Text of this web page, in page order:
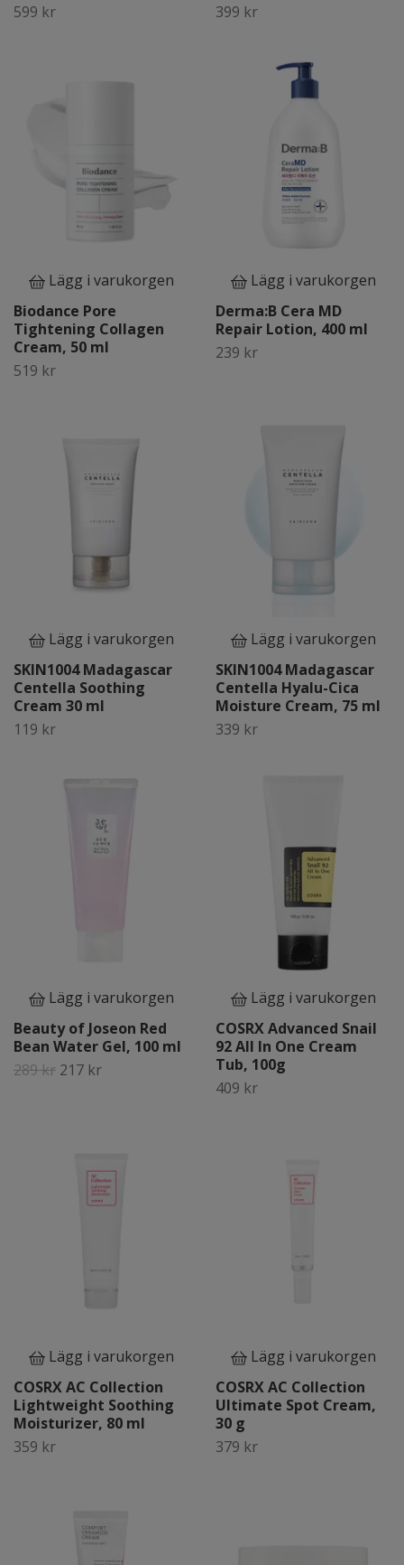
599 kr
399 kr
Lägg i varukorgen
Biodance Pore
Tightening Collagen
Cream, 50 ml
519 kr
Lägg i varukorgen
Derma:B Cera MD
Repair Lotion, 400 ml
239 kr
Lägg i varukorgen
SKIN1004 Madagascar
Centella Soothing
Cream 30 ml
119 kr
Lägg i varukorgen
SKIN1004 Madagascar
Centella Hyalu-Cica
Moisture Cream, 75 ml
339 kr
Lägg i varukorgen
Beauty of Joseon Red
Bean Water Gel, 100 ml
289 kr 217 kr
Lägg i varukorgen
COSRX Advanced Snail
92 All In One Cream
Tub, 100g
409 kr
Lägg i varukorgen
COSRX AC Collection
Lightweight Soothing
Moisturizer, 80 ml
359 kr
Lägg i varukorgen
COSRX AC Collection
Ultimate Spot Cream,
30 g
379 kr